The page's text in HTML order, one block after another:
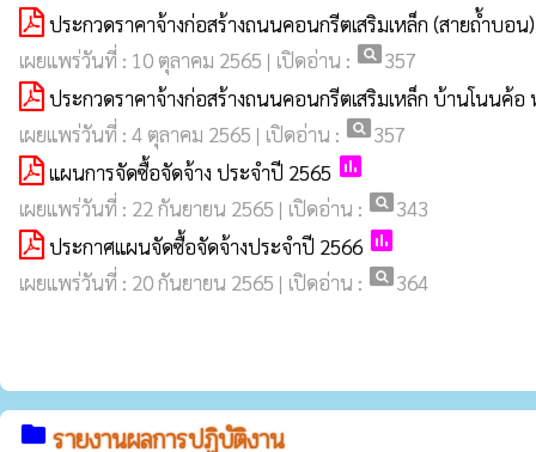
ประกวดราคาจ้างก่อสร้างถนนคอนกรีตเสริมเหล็ก (สายถ้ำบ
เผยแพร่วันที่ : 10 ตุลาคม 2565 | เปิดอ่าน : pageview357
ประกวดราคาจ้างก่อสร้างถนนคอนกรีตเสริมเหล็ก บ้านโนนค้อ
เผยแพร่วันที่ : 4 ตุลาคม 2565 | เปิดอ่าน : pageview357
แผนการจัดซื้อจัดจ้าง ประจำปี 2565 poll
เผยแพร่วันที่ : 22 กันยายน 2565 | เปิดอ่าน : pageview343
ประกาศแผนจัดซื้อจัดจ้างประจำปี 2566 poll
เผยแพร่วันที่ : 20 กันยายน 2565 | เปิดอ่าน : pageview364
folder รายงานผลการปฏิบัติงาน